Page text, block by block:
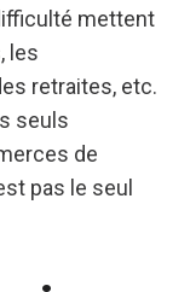
mettent
les
retraites, etc.
seuls
de
pas le seul